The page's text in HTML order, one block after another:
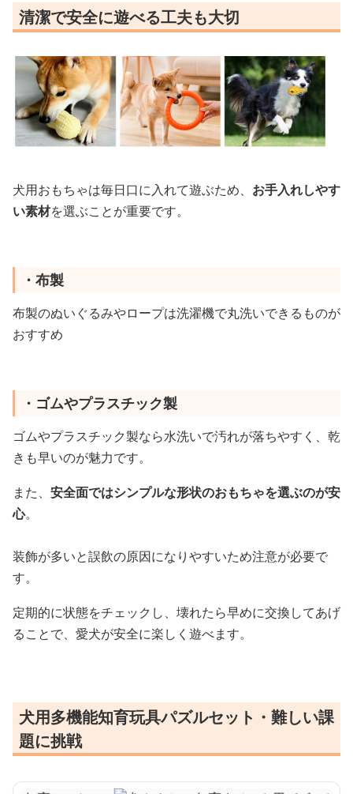
清潔で安全に遊べる工夫も大切
犬用おもちゃは毎日口に入れて遊ぶため、 お手入れしやす
い素材を選ぶことが重要です。
・布製
布製のぬいぐるみやロープは洗濯機で丸洗いできるものが
おすすめ
・ゴムやプラスチック製
ゴムやプラスチック製なら水洗いで汚れが落ちやすく、乾
きも早いのが魅力です。
また、 安全面ではシンプルな形状のおもちゃを選ぶのが安
心。
装飾が多いと誤飲の原因になりやすいため注意が必要で
す。
定期的に状態をチェックし、壊れたら早めに交換してあげ
ることで、愛犬が安全に楽しく遊べます。
犬用多機能知育玩具パズルセット・難しい課
題に挑戦